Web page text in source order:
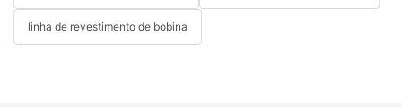
linha de revestimento de bobina